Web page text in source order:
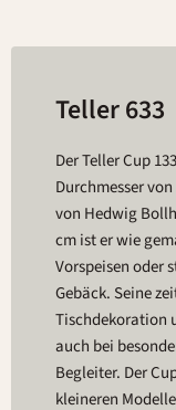
Teller 633
Der Teller Cup
Durchmesser
von Hedwig
cm ist er wie
Vorspeisen oder
Gebäck. Seine
Tischdekoration
auch bei
Begleiter. Der
kleineren